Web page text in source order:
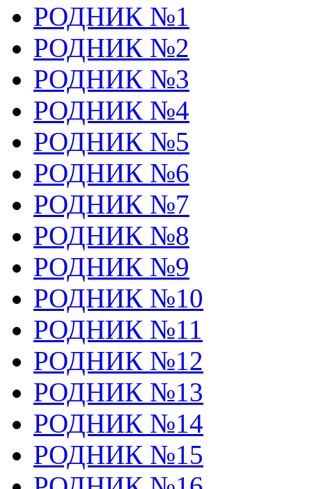
РОДНИК №1
РОДНИК №2
РОДНИК №3
РОДНИК №4
РОДНИК №5
РОДНИК №6
РОДНИК №7
РОДНИК №8
РОДНИК №9
РОДНИК №10
РОДНИК №11
РОДНИК №12
РОДНИК №13
РОДНИК №14
РОДНИК №15